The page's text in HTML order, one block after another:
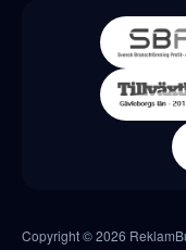
Copyright © 2026